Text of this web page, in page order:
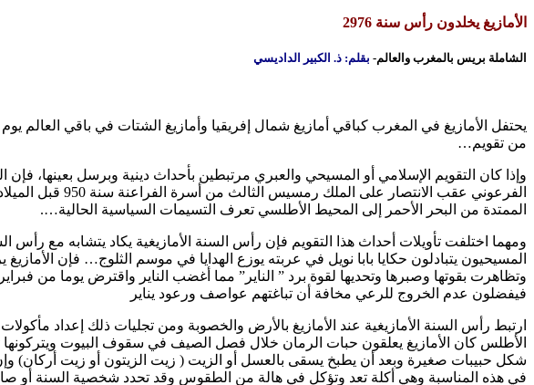
الأمازيغ يخلدون رأس سنة 2976
الشاملة بريس بالمغرب والعالم- بقلم: ذ. الكبير الداديسي
من تقويم…
وإذا كان التقويم الإسلامي أو المسيحي والعبري مرتبطين بأحداث دينية وبرسل بعينها،
الفرعوني عقب
الممتدة من البحر الأحمر إلى المحيط الأطلسي تعرف التسيمات السياسية الحالية….
ومهما اختلفت تأويلات أحداث هذا التقويم فإن رأس السنة الأمازيغية يكاد يتشابه مع رأس
المسيحيون يتبادلون حكايا بابا نويل في عربته يوزع الهدايا في موسم الثلوج… فإن
وتظاهرت بقوتها وصبرها وتحديها لقوة برد ” الناير” مما أغضب الناير واقترض يوما من
فيفضلون عدم الخروج للرعي مخافة أن تباغتهم عواصف ورعود يناير
ارتبط رأس السنة الأمازيغية عند الأمازيغ بالأرض والخصوبة ومن تجليات ذلك إعداد
الأطلس كان الأمازيغ يعلقون حبات الرمان خلال فصل الصيف في سقوف البيوت ويتركونها
شكل حبيبات صغيرة وبعد أن يطبخ يسقى بالعسل أو الزيت ( زيت الزيتون أو زيت أركان)
في هذه المناسبة وهي أكلة تعد وتؤكل في هالة من الطقوس وقد تحدد شخصية السنة أو